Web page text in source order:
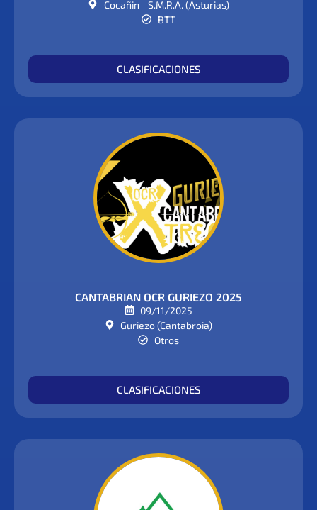
Cocañin - S.M.R.A. (Asturias)
BTT
CLASIFICACIONES
CANTABRIAN OCR GURIEZO 2025
09/11/2025
Guriezo (Cantabroia)
Otros
CLASIFICACIONES